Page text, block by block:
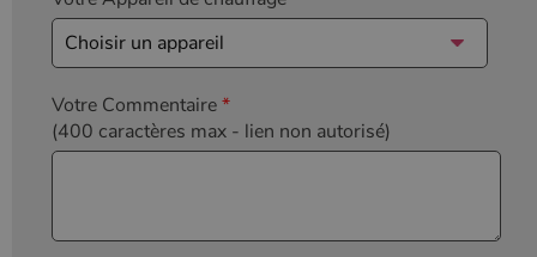
Votre Commentaire*
(400 caractères max - lien non autorisé)